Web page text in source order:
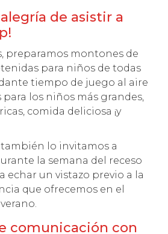
de asistir a
preparamos montones de
para niños de todas
tiempo de juego al aire
para los niños más grandes,
comida deliciosa ¡y
lo invitamos a
la semana del receso
echar un vistazo previo a la
que ofrecemos en el
comunicación con